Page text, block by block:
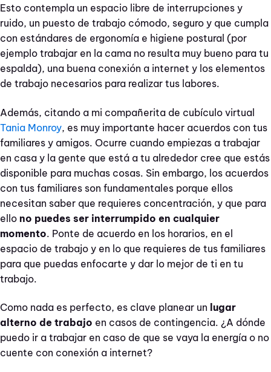
Esto contempla un espacio libre de interrupciones y
ruido, un puesto de trabajo cómodo, seguro y que cumpla
con estándares de ergonomía e higiene postural (por
ejemplo trabajar en la cama no resulta muy bueno para tu
espalda), una buena conexión a internet y los elementos
de trabajo necesarios para realizar tus labores.
Además, citando a mi compañerita de cubículo virtual
Tania Monroy, es muy importante hacer acuerdos con tus
familiares y amigos. Ocurre cuando empiezas a trabajar
en casa y la gente que está a tu alrededor cree que estás
disponible para muchas cosas. Sin embargo, los acuerdos
con tus familiares son fundamentales porque ellos
necesitan saber que requieres concentración, y que para
ello no puedes ser interrumpido en cualquier
momento. Ponte de acuerdo en los horarios, en el
espacio de trabajo y en lo que requieres de tus familiares
para que puedas enfocarte y dar lo mejor de ti en tu
trabajo.
Como nada es perfecto, es clave planear un lugar
alterno de trabajo en casos de contingencia. ¿A dónde
puedo ir a trabajar en caso de que se vaya la energía o no
cuente con conexión a internet?